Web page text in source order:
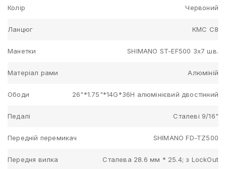
Колір Червоний
Ланцюг KMC C8
Манетки SHIMANO ST-EF500 3x7 шв.
Матеріал рами Алюміній
Ободи 26"*1.75"*14G*36H алюмінієвий двостінний
Педалі Сталеві 9/16"
Передній перемикач SHIMANO FD-TZ500
Передня вилка Сталева 28.6 мм * 25.4; з LockOut